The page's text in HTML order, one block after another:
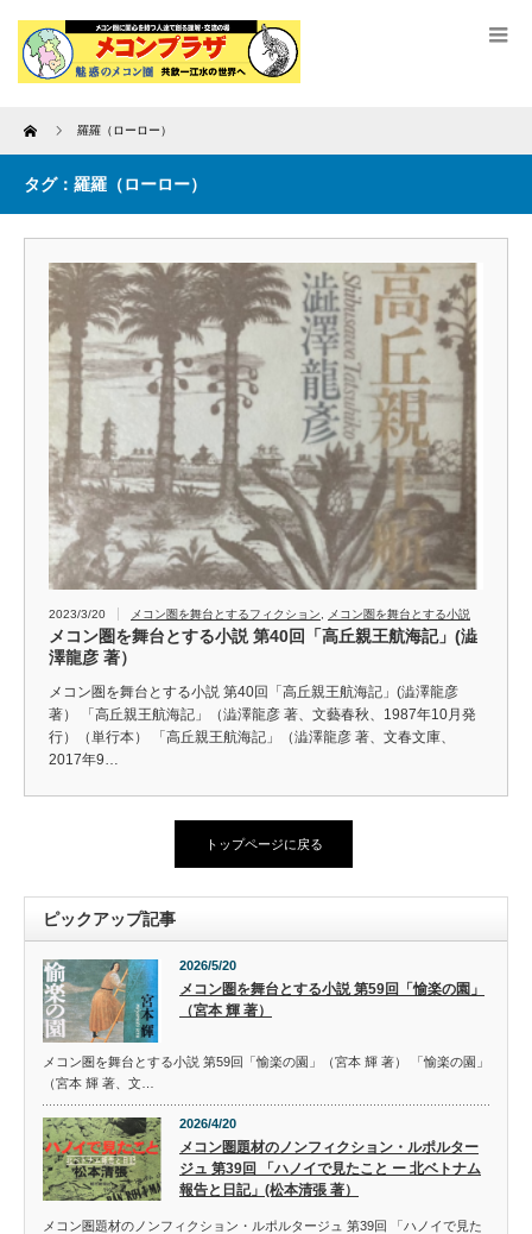
Home 羅羅（ローロー）
タグ：羅羅（ローロー）
2023/3/20 メコン圏を舞台とするフィクション メコン圏を舞台とする小説
メコン圏を舞台とする小説 第40回「高丘親王航海記」(澁
澤龍彦 著）
メコン圏を舞台とする小説 第40回「高丘親王航海記」(澁澤龍彦
著） 「高丘親王航海記」（澁澤龍彦 著、文藝春秋、1987年10月発
行）（単行本） 「高丘親王航海記」（澁澤龍彦 著、文春文庫、
2017年9…
トップページに戻る
ピックアップ記事
2026/5/20
メコン圏を舞台とする小説 第59回「愉楽の園」
（宮本 輝 著）
メコン圏を舞台とする小説 第59回「愉楽の園」（宮本 輝 著） 「愉楽の園」
（宮本 輝 著、文…
2026/4/20
メコン圏題材のノンフィクション・ルポルター
ジュ 第39回 「ハノイで見たこと ー 北ベトナム
報告と日記」(松本清張 著）
メコン圏題材のノンフィクション・ルポルタージュ 第39回 「ハノイで見た